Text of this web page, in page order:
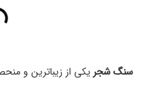
سنگ شجریکی از زیباترین و